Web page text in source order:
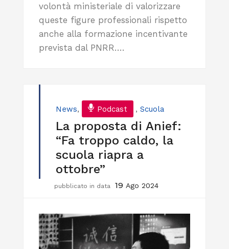
volontà ministeriale di valorizzare
queste figure professionali rispetto
anche alla formazione incentivante
prevista dal PNRR….
News, Podcast , Scuola
La proposta di Anief:
“Fa troppo caldo, la
scuola riapra a
ottobre”
pubblicato in data 19 Ago 2024